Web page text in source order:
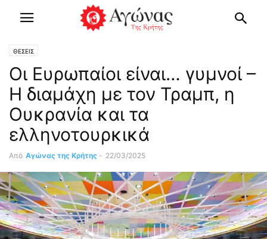
ΘΕΣΕΙΣ
Οι Ευρωπαίοι είναι… γυμνοί –
Η διαμάχη με τον Τραμπ, η
Ουκρανία και τα
ελληνοτουρκικά
Από Αγώνας της Κρήτης - 22/03/2025